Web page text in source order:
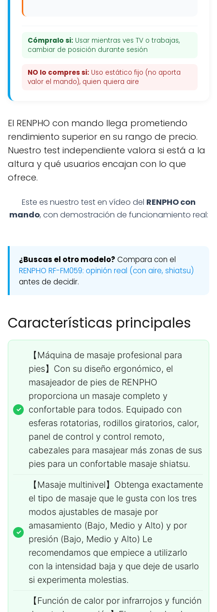
Cómpralo si: Usar mientras ves TV o trabajas,
cambiar de posición durante sesión
NO lo compres si: Uso estático fijo (no aporta
valor el mando), quien quiera aire
El RENPHO con mando llega prometiendo
rendimiento superior en su rango de precio.
Nuestro test independiente valora si está a la
altura y qué usuarios encajan con lo que
ofrece.
Este es nuestro test en vídeo del RENPHO con
mando, con demostración de funcionamiento real:
¿Buscas el otro modelo? Compara con el
RENPHO RF-FM059: opinión real (con aire, shiatsu)
antes de decidir.
Características principales
【Máquina de masaje profesional para
pies】Con su diseño ergonómico, el
masajeador de pies de RENPHO
proporciona un masaje completo y
confortable para todos. Equipado con
esferas rotatorias, rodillos giratorios, calor,
panel de control y control remoto,
cabezales para masajear más zonas de sus
pies para un confortable masaje shiatsu.
【Masaje multinivel】Obtenga exactamente
el tipo de masaje que le gusta con los tres
modos ajustables de masaje por
amasamiento (Bajo, Medio y Alto) y por
presión (Bajo, Medio y Alto) Le
recomendamos que empiece a utilizarlo
con la intensidad baja y que deje de usarlo
si experimenta molestias.
【Función de calor por infrarrojos y función